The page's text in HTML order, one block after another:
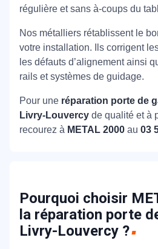
régulière et sans à-coups du
Nos métalliers rétablissent le
votre installation. Ils corrigent
les défauts d’alignement ainsi
rails et systèmes de guidage.
Pour une réparation porte de
Livry-Louvercy de qualité et à
recourez à METAL 2000 au 03
Pourquoi choisir
la réparation porte
Livry-Louvercy ?